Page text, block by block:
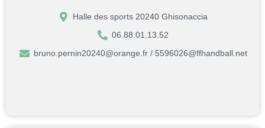
Halle des sports 20240 Ghisonaccia
06.88.01.13.52
bruno.pernin20240@orange.fr / 5596026@ffhandball.net